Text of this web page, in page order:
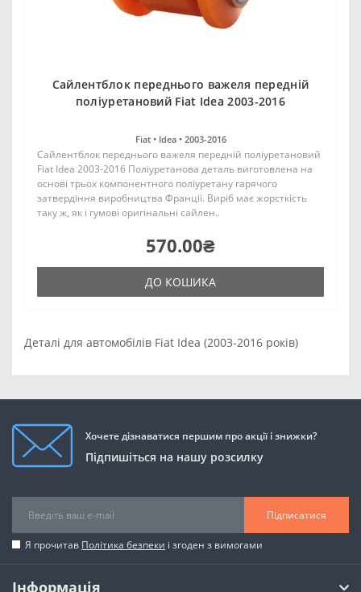
Сайлентблок переднього важеля передній
поліуретановий Fiat Idea 2003-2016
Fiat • Idea • 2003-2016
Сайлентблок переднього важеля передній поліуретановий
Fiat Idea 2003-2016 Поліуретанова деталь виготовлена на
основі трьох компонентного поліуретану гарячого
затвердіння виробництва Франції. Виріб має жорсткість
таку ж, як і гумові оригінальні сайлен..
570.00₴
ДО КОШИКА
Деталі для автомобілів Fiat Idea (2003-2016 років)
Хочете дізнаватися першим про акції і знижки?
Підпишіться на нашу розсилку
Підписатися
Я прочитав Політика безпеки і згоден з вимогами
Інформація